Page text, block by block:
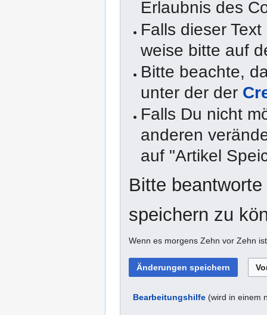
Erlaubnis des
Falls dieser
weise bitte auf
Bitte beachte,
unter der der
Falls Du nicht
anderen
auf "Artikel
Bitte
speichern zu
Wenn es morgens Zehn vor Zehn
Bearbeitungshilfe (wird in einem